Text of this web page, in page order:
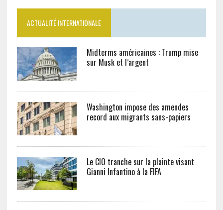
ACTUALITÉ INTERNATIONALE
Midterms américaines : Trump mise
sur Musk et l’argent
Washington impose des amendes
record aux migrants sans-papiers
Le CIO tranche sur la plainte visant
Gianni Infantino à la FIFA